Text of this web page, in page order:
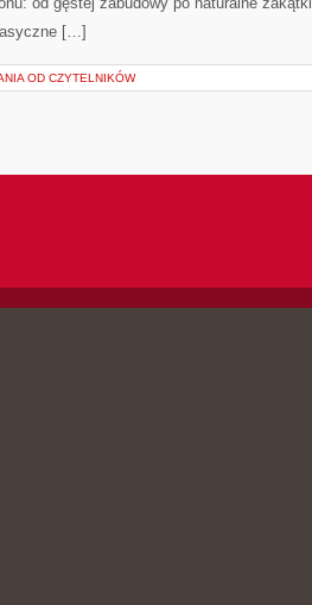
[…]
OD CZYTELNIKÓW